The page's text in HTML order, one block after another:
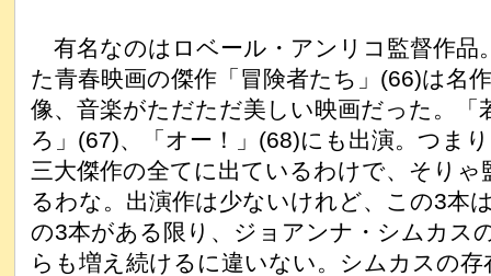
有名なのはロベール・アンリコ監督作品
た青春映画の傑作「冒険者たち」(66)は名
像、音楽がただただ美しい映画だった。「
ろ」(67)、「オー！」(68)にも出演。つま
三大傑作の全てに出ているわけで、そりゃ
るわな。出演作は少ないけれど、この3本
の3本がある限り、ジョアンナ・シムカス
らも増え続けるに違いない。シムカスの